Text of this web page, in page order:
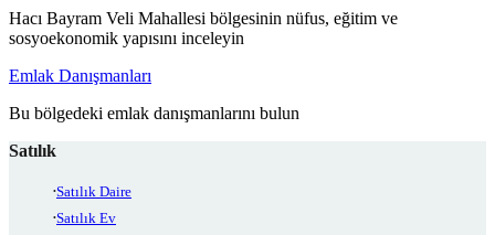
Hacı Bayram Veli Mahallesi bölgesinin nüfus, eğitim ve
sosyoekonomik yapısını inceleyin
Emlak Danışmanları
Bu bölgedeki emlak danışmanlarını bulun
Satılık
Satılık Daire
Satılık Ev